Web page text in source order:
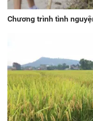
Chương trình tình